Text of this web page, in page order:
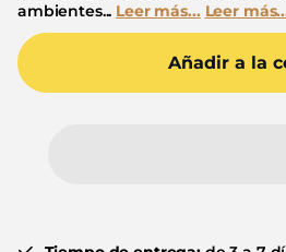
ambientes... Leer más... Leer
Añadir a la